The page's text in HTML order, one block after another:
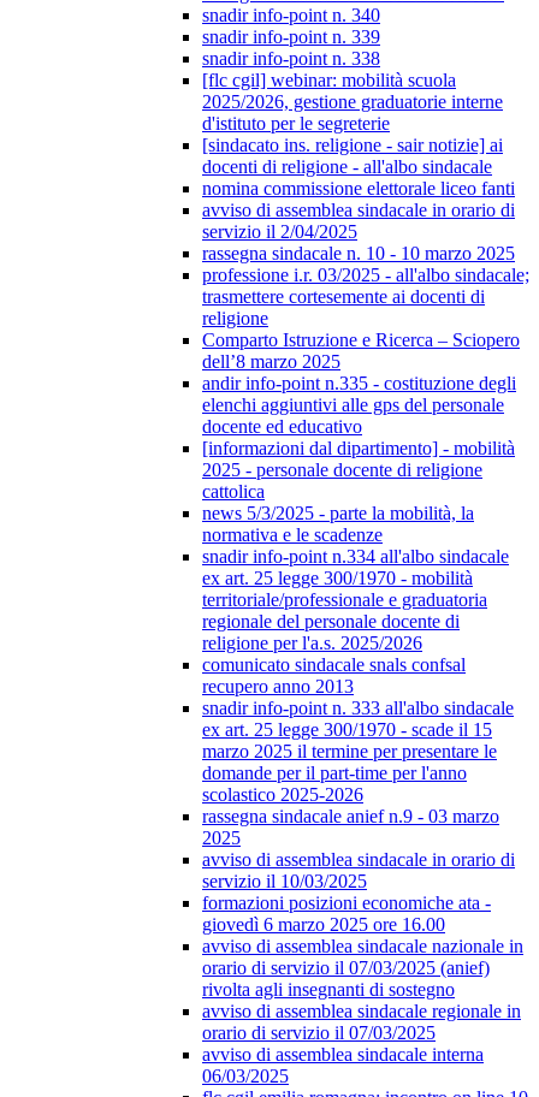
snadir info-point n. 340
snadir info-point n. 339
snadir info-point n. 338
[flc cgil] webinar: mobilità scuola
2025/2026, gestione graduatorie interne
d'istituto per le segreterie
[sindacato ins. religione - sair notizie] ai
docenti di religione - all'albo sindacale
nomina commissione elettorale liceo fanti
avviso di assemblea sindacale in orario di
servizio il 2/04/2025
rassegna sindacale n. 10 - 10 marzo 2025
professione i.r. 03/2025 - all'albo sindacale;
trasmettere cortesemente ai docenti di
religione
Comparto Istruzione e Ricerca – Sciopero
dell’8 marzo 2025
andir info-point n.335 - costituzione degli
elenchi aggiuntivi alle gps del personale
docente ed educativo
[informazioni dal dipartimento] - mobilità
2025 - personale docente di religione
cattolica
news 5/3/2025 - parte la mobilità, la
normativa e le scadenze
snadir info-point n.334 all'albo sindacale
ex art. 25 legge 300/1970 - mobilità
territoriale/professionale e graduatoria
regionale del personale docente di
religione per l'a.s. 2025/2026
comunicato sindacale snals confsal
recupero anno 2013
snadir info-point n. 333 all'albo sindacale
ex art. 25 legge 300/1970 - scade il 15
marzo 2025 il termine per presentare le
domande per il part-time per l'anno
scolastico 2025-2026
rassegna sindacale anief n.9 - 03 marzo
2025
avviso di assemblea sindacale in orario di
servizio il 10/03/2025
formazioni posizioni economiche ata -
giovedì 6 marzo 2025 ore 16.00
avviso di assemblea sindacale nazionale in
orario di servizio il 07/03/2025 (anief)
rivolta agli insegnanti di sostegno
avviso di assemblea sindacale regionale in
orario di servizio il 07/03/2025
avviso di assemblea sindacale interna
06/03/2025